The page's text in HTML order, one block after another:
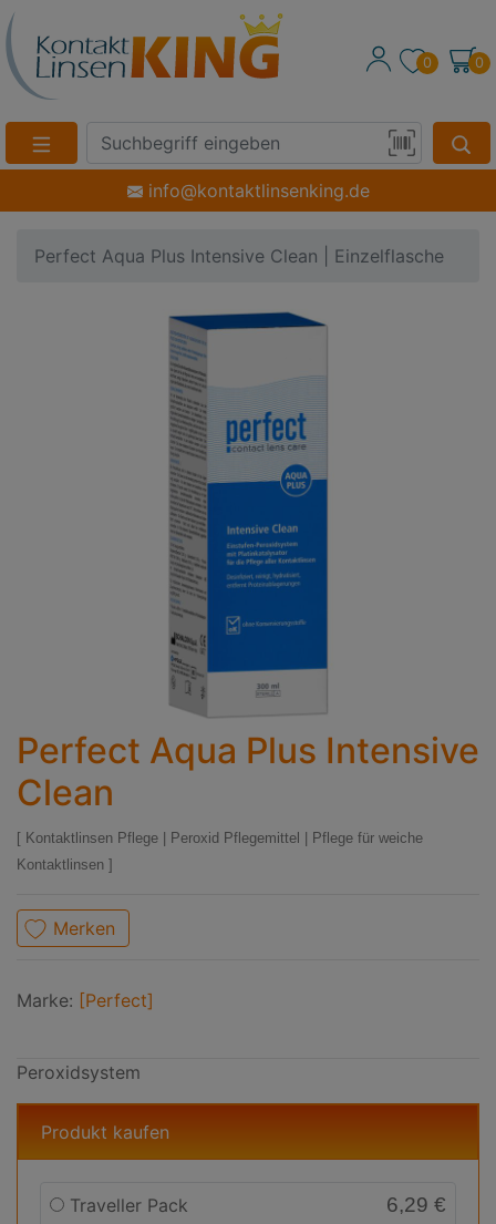
Suche
Eingabefeld
Produktsuche
Scan
0 0
info@kontaktlinsenking.de
Perfect Aqua Plus Intensive Clean | Einzelflasche
Perfect Aqua Plus Intensive
Clean
Kontaktlinsen Pflege Peroxid Pflegemittel
Pflege für weiche
Kontaktlinsen
Merken
Marke: [Perfect]
Peroxidsystem
Produkt kaufen
Traveller Pack 6,29 €